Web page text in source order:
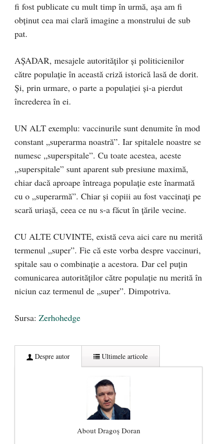
fi fost publicate cu mult timp în urmă, așa am fi
obținut cea mai clară imagine a monstrului de sub
pat.
AȘADAR, mesajele autorităților și politicienilor
către populație în această criză istorică lasă de dorit.
Și, prin urmare, o parte a populației și-a pierdut
încrederea în ei.
UN ALT exemplu: vaccinurile sunt denumite în mod
constant „superarma noastră”. Iar spitalele noastre se
numesc „superspitale”. Cu toate acestea, aceste
„superspitale” sunt aparent sub presiune maximă,
chiar dacă aproape întreaga populație este înarmată
cu o „superarmă”. Chiar și copiii au fost vaccinați pe
scară uriașă, ceea ce nu s-a făcut în țările vecine.
CU ALTE CUVINTE, există ceva aici care nu merită
termenul „super”. Fie că este vorba despre vaccinuri,
spitale sau o combinație a acestora. Dar cel puțin
comunicarea autorităților către populație nu merită în
niciun caz termenul de „super”. Dimpotriva.
Sursa: Zerhohedge
Despre autor Ultimele articole
About Dragoș Doran